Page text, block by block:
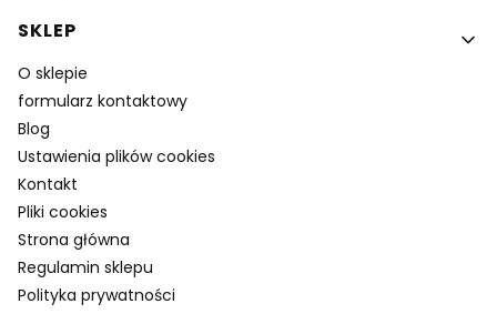
SKLEP
O sklepie
formularz kontaktowy
Blog
Ustawienia plików cookies
Kontakt
Pliki cookies
Strona główna
Regulamin sklepu
Polityka prywatności